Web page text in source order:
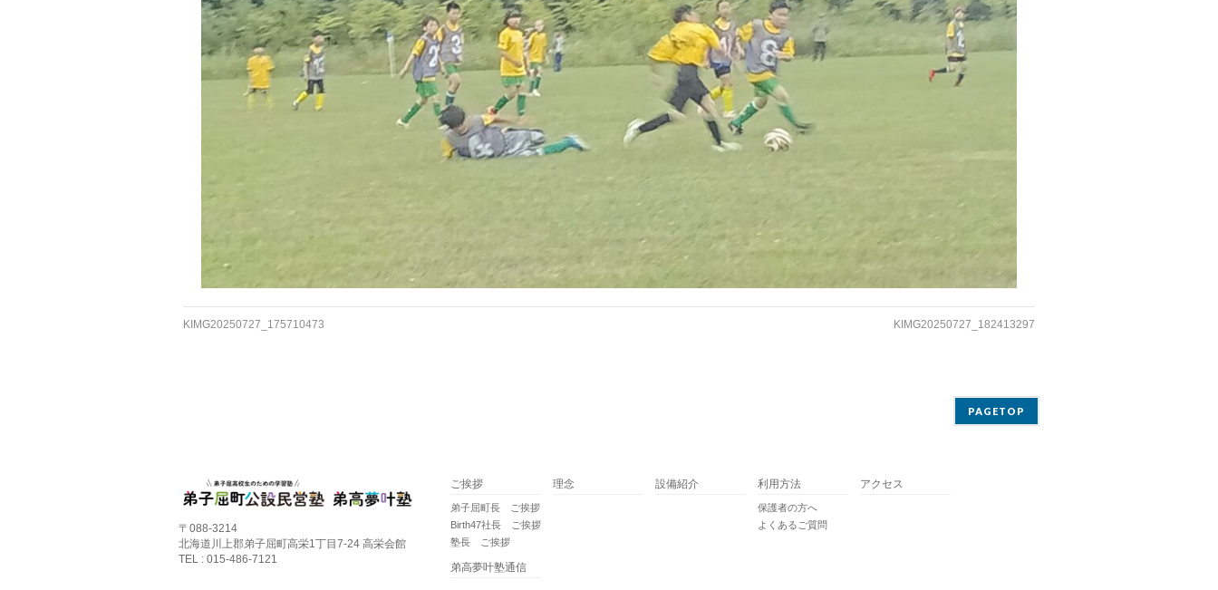
KIMG20250727_175710473 KIMG20250727_182413297
PAGETOP
〒088-3214
北海道川上郡弟子屈町高栄1丁目7-24 高栄会館
TEL : 015-486-7121
ご挨拶
弟子屈町長 ご挨拶
Birth47社長 ご挨拶
塾長 ご挨拶
理念 設備紹介 利用方法
保護者の方へ
よくあるご質問
アクセス
弟高夢叶塾通信